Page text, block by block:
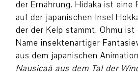
der Ernährung. Hidaka ist eine
auf der japanischen Insel
der der Kelp stammt. Ohmu ist
Name insektenartiger
aus dem japanischen
Nausicaä aus dem Tal der